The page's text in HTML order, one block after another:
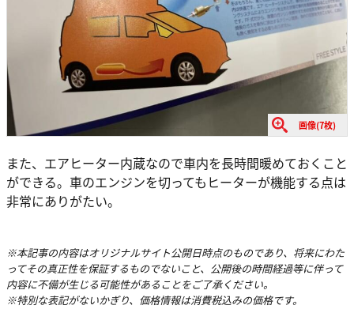
画像(7枚)
また、エアヒーター内蔵なので車内を長時間暖めておくこと
ができる。車のエンジンを切ってもヒーターが機能する点は
非常にありがたい。
※本記事の内容はオリジナルサイト公開日時点のものであり、将来にわた
ってその真正性を保証するものでないこと、公開後の時間経過等に伴って
内容に不備が生じる可能性があることをご了承ください。
※特別な表記がないかぎり、価格情報は消費税込みの価格です。